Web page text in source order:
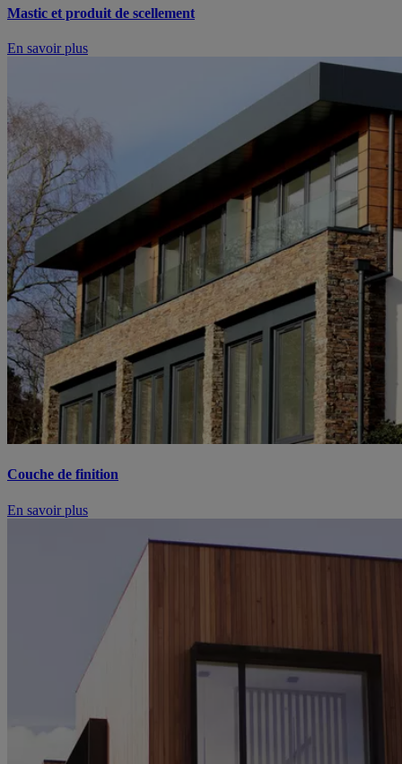
Mastic et produit de scellement
En savoir plus
Couche de finition
En savoir plus